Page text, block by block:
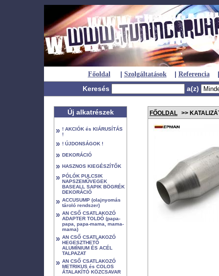
Főoldal | Szolgáltatások | Referencia
|
Keresés
a(z)
Új alkatrészek
» ! AKCIÓK és KIÁRUSÍTÁS
!
» ! ÚJDONSÁGOK !
» DEKORÁCIÓ
» HASZNOS KIEGÉSZÍTŐK
» PÓLÓK PULCSIK
NAPSZEMŰVEGEK
BASEALL SAPIK BÖGRÉK
DEKORÁCIÓ
» ACCUSUMP (olajnyomás
tároló rendszer)
» AN CSŐ CSATLAKOZÓ
ADAPTER TOLDÓ (papa-
papa, papa-mama, mama-
mama)
» AN CSŐ CSATLAKOZÓ
HEGESZTHETŐ
ALUMÍNIUM ÉS ACÉL
TALPAZAT
» AN CSŐ CSATLAKOZÓ
METRIKUS és COLOS
ÁTALAKÍTÓ KÖZCSAVAR
FŐOLDAL >>